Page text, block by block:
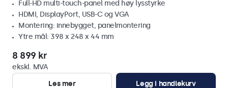
Full-HD multi-touch-panel med høy lysstyrke
HDMI, DisplayPort, USB-C og VGA
Montering: innebygget, panelmontering
Ytre mål: 398 x 248 x 44 mm
8 899 kr
ekskl. MVA
Les mer
Legg i handlekurv